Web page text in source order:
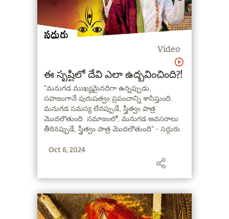
Video
ఈ సృష్టిలో దేవి ఎలా ఉద్భవించింది?!
"మనుగడ ముఖ్యమైనదిగా ఉన్నప్పుడు,
సహజంగానే పురుషత్వం ప్రపంచాన్ని శాసిస్తుంది.
మనుగడ సమస్య లేనప్పుడే, స్త్రీత్వం పాత్ర
మొదలౌతుంది. సమాజంలో, మనుగడ అవసరాలు
తీరినప్పుడే, స్త్రీత్వం పాత్ర మొదలౌతుంది" - సద్గురు
Oct 6, 2024